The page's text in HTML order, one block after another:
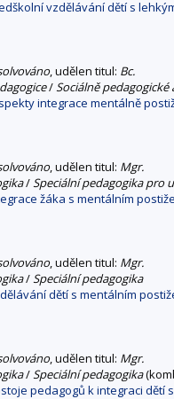
vzdělávání dětí s
, udělen titul: Bc.
/Sociálně pedagogické
integrace mentálně
, udělen titul: Mgr.
/Speciální pedagogika pro
žáka s mentálním
, udělen titul: Mgr.
/Speciální pedagogika
dětí s mentálním
, udělen titul: Mgr.
/Speciální pedagogika
pedagogů k integraci dětí